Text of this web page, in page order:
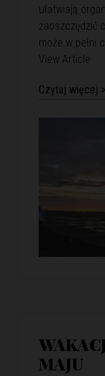
ułatwiają
zaoszczędzić
może w pełni
View Article
Czytaj więcej >
MAJU